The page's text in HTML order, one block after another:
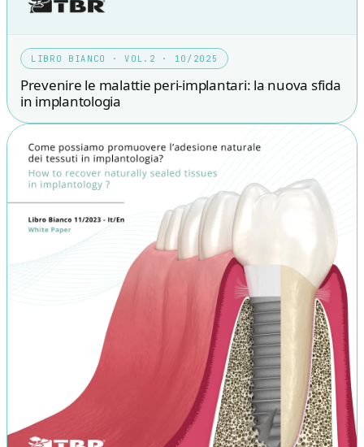
LIBRO BIANCO · VOL.2 · 10/2025
Prevenire le malattie peri-implantari: la nuova sfida
in implantologia